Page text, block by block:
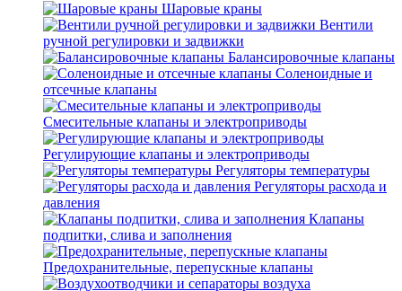
Шаровые краны
Вентили
ручной регулировки и задвижки
Балансировочные клапаны
Соленоидные и
отсечные клапаны
Смесительные клапаны и электроприводы
Регулирующие клапаны и электроприводы
Регуляторы температуры
Регуляторы расхода и
давления
Клапаны
подпитки, слива и заполнения
Предохранительные, перепускные клапаны